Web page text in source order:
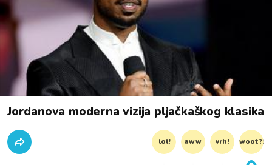
Jordanova moderna vizija pljačkaškog klasika
lol! aww vrh! woot?!